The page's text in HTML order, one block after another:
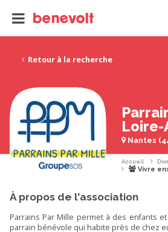
Retour à la recherche
Nantes
Accueil
Vivre
À propos de l'association
Parrains Par Mille permet à des enfants
parrain bénévole qui habite près de chez